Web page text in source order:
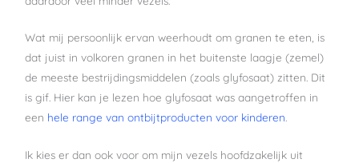
Wat mij persoonlijk ervan weerhoudt om granen te eten, is
dat juist in volkoren granen in het buitenste laagje (zemel)
de meeste bestrijdingsmiddelen (zoals glyfosaat) zitten. Dit
is gif. Hier kan je lezen hoe glyfosaat was aangetroffen in
een hele range van ontbijtproducten voor kinderen.
Ik kies er dan ook voor om mijn vezels hoofdzakelijk uit